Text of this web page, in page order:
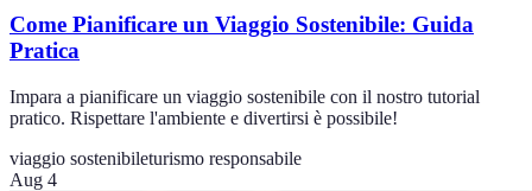
Come Pianificare un Viaggio Sostenibile: Guida
Pratica
Impara a pianificare un viaggio sostenibile con il nostro tutorial
pratico. Rispettare l'ambiente e divertirsi è possibile!
viaggio sostenibileturismo responsabile
Aug 4